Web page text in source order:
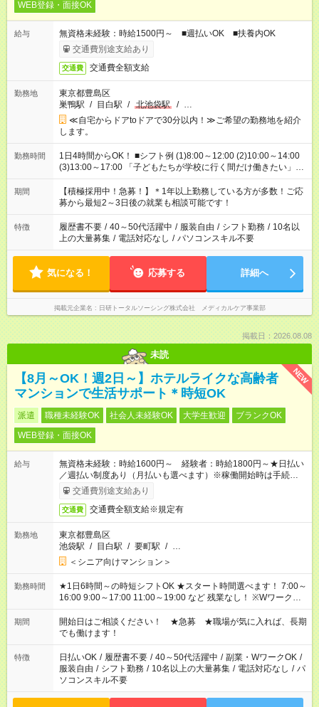
WEB登録・面接OK
給与
無資格未経験：時給1500円～ ■週払いOK ■扶養内OK
交通費別途支給あり
交通費 交通費全額支給
勤務地
東京都豊島区
巣鴨駅 / 目白駅 / 北池袋駅 / …
≪自宅からドアtoドアで30分以内！≫ご希望の勤務地を紹介
します。
勤務時間
1日4時間からOK！ ■シフト例 (1)8:00～12:00 (2)10:00～14:00
(3)13:00～17:00 「子どもたちが学校に行く間だけ働きたい」
「余裕を持って夕飯の準備がしたい」 「午前中は働いて、午後
はプライベートの時間にしたい」 など、ご希望を教えてくださ
いね。 ※Wワーク希望の方へ 今ご覧のお仕事で希望する勤務時
間と、もう1つのお仕事の勤務時間。 合計で週40時間を超える
場合は応募できません。
期間
【積極採用中！急募！】＊1年以上勤務している方が多数！ご応
募から最短2～3日後の就業も相談可能です！
特徴 履歴書不要 / 40～50代活躍中 / 服装自由 / シフト勤務 / 10名以
上の大量募集 / 電話対応なし / パソコンスキル不要
気になる！ 応募する 詳細へ
掲載元企業名 日研トータルソーシング株式会社 メディカルケア事業部
掲載日：2026.08.08
未読
NEW
【8月～OK！週2日～】ホテルライクな高齢者
マンションで生活サポート＊時短OK
派遣 職種未経験OK 社会人未経験OK 大学生歓迎
ブランクOK
WEB登録・面接OK
給与
無資格未経験：時給1600円～ 経験者：時給1800円～★日払い
／週払い制度あり（月払いも選べます）※稼働開始時は手続き完
了次第のお支払いとなります。
交通費別途支給あり
交通費 交通費全額支給※規定有
勤務地
東京都豊島区
池袋駅 / 目白駅 / 要町駅 / …
＜シニア向けマンション＞
勤務時間
★1日6時間～の時短シフトOK ★スタート時間選べます！ 7:00～
16:00 9:00～17:00 11:00～19:00 など 残業なし！ ※Wワークの
場合、他のお仕事と合わせ週40時間超の就業はご案内できませ
ん ※法令に基づき、週20時間以上勤務は社会保険への加入対象
となります ※労働者派遣法（日雇い派遣の原則禁止）により、
短時間・短期間の就業はご案内が難しい場合があります
期間
開始日はご相談ください！ ★急募 ★職場が気に入れば、長期
でも働けます！
特徴 日払いOK / 履歴書不要 / 40～50代活躍中 / 副業・WワークOK /
服装自由 / シフト勤務 / 10名以上の大量募集 / 電話対応なし / パ
ソコンスキル不要